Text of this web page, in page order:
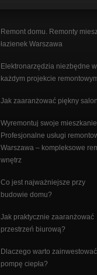
Remont domu. Remonty
łazienek Warszawa
Elektronarzędzia niezbędne w
każdym projekcie
Jak zaaranżować piękny
Wyremontuj swoje
Profesjonalne usługi
Warszawa – kompleksowe
wnętrz
Co jest najważniejsze przy
budowie domu?
Jak praktycznie zaaranżować
przestrzeń biurową?
Dlaczego warto
pompę ciepła?